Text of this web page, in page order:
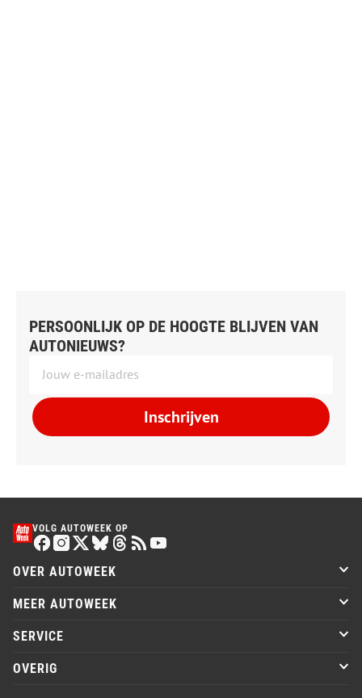
PERSOONLIJK OP DE HOOGTE BLIJVEN VAN
AUTONIEUWS?
Inschrijven
VOLG AUTOWEEK OP
OVER AUTOWEEK
MEER AUTOWEEK
SERVICE
OVERIG